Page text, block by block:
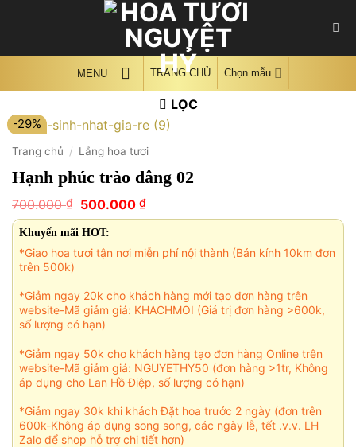
MENU TRANG CHỦ Chọn mẫu
LỌC
-29%
Trang chủ / Lẵng hoa tươi
Hạnh phúc trào dâng 02
700.000₫ Giá
gốc
là:
700.000 ₫.
500.000 ₫Giá
hiện
500.000 ₫.
Khuyến mãi HOT:
*Giao hoa tươi tận nơi miễn phí nội thành (Bán kính 10km đơn
trên 500k)
*Giảm ngay 20k cho khách hàng mới tạo đơn hàng trên
website-Mã giảm giá: KHACHMOI (Giá trị đơn hàng >600k,
số lượng có hạn)
*Giảm ngay 50k cho khách hàng tạo đơn hàng Online trên
website-Mã giảm giá: NGUYETHY50 (đơn hàng >1tr, Không
áp dụng cho Lan Hồ Điệp, số lượng có hạn)
*Giảm ngay 30k khi khách Đặt hoa trước 2 ngày (đơn trên
600k-Không áp dụng song song, các ngày lễ, tết .v.v. LH
Zalo để shop hỗ trợ chi tiết hơn)